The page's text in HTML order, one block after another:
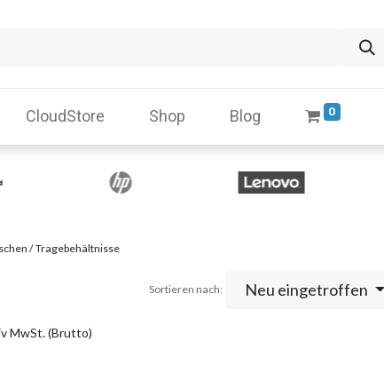
CloudStore Shop Blog 0
/ Tragebehältnisse
Sortieren nach: Neu eingetroffen
MwSt. (Brutto)